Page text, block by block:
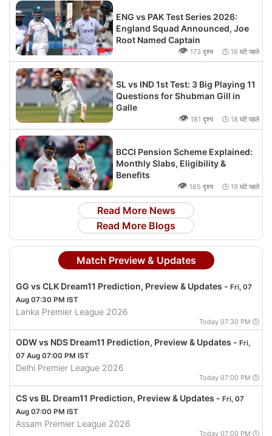
ENG vs PAK Test Series 2026:
England Squad Announced, Joe
Root Named Captain
👁 173 दृश्य 🕒 16 घंटे पहले
SL vs IND 1st Test: 3 Big Playing 11
Questions for Shubman Gill in
Galle
👁 181 दृश्य 🕒 18 घंटे पहले
BCCI Pension Scheme Explained:
Monthly Slabs, Eligibility &
Benefits
👁 165 दृश्य 🕒 19 घंटे पहले
Read More News
Read More Blogs
Match Preview & Updates
GG vs CLK Dream11 Prediction, Preview & Updates - Fri, 07
Aug 07:30 PM IST
Lanka Premier League 2026
Today 07:30 PM 🕒
ODW vs NDS Dream11 Prediction, Preview & Updates - Fri,
07 Aug 07:00 PM IST
Delhi Premier League 2026
Today 07:00 PM 🕒
CS vs BL Dream11 Prediction, Preview & Updates - Fri, 07
Aug 07:00 PM IST
Assam Premier League 2026
Today 07:00 PM 🕒